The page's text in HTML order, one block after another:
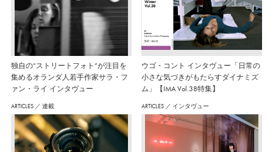
独自の“ストリートフォト”が注目を
集めるオランダ人若手作家サラ・フ
ァン・ライ インタヴュー
ウゴ・コント インタヴュー「日常の
小さな気づきがもたらすダイナミズ
ム」【IMA Vol.38特集】
ARTICLES ／ 連載 ARTICLES ／ インタヴュー